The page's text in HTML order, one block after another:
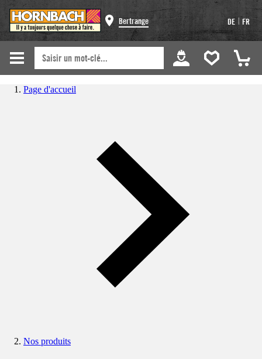
Bertrange DE | FR
Page d'accueil
Nos produits